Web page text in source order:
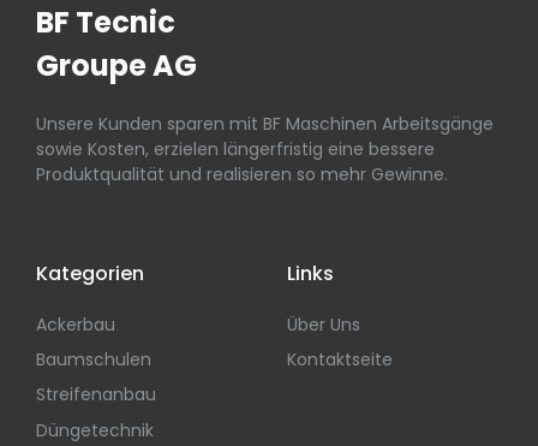
BF Tecnic
Groupe AG
Unsere Kunden sparen mit BF Maschinen Arbeitsgänge
sowie Kosten, erzielen längerfristig eine bessere
Produktqualität und realisieren so mehr Gewinne.
Kategorien
Ackerbau
Baumschulen
Streifenanbau
Düngetechnik
Links
Über Uns
Kontaktseite